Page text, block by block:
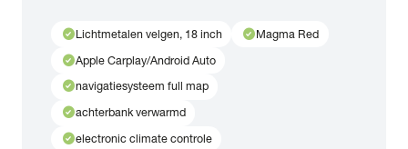
check_circleLichtmetalen velgen, 18 inch check_circleMagma Red
check_circleApple Carplay/Android Auto
check_circlenavigatiesysteem full map
check_circleachterbank verwarmd
check_circleelectronic climate controle